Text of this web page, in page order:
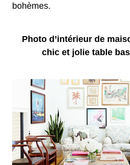
bohèmes.
Photo d’intérieur de
chic et jolie table